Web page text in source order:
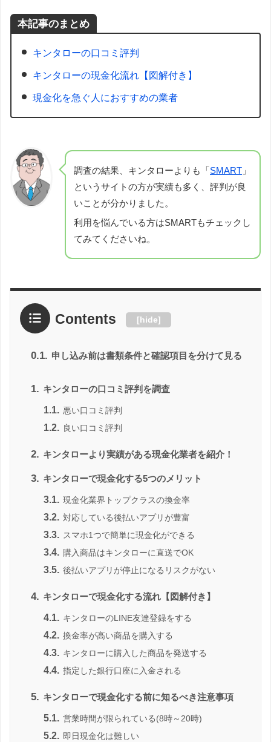
本記事のまとめ
キンタローの口コミ評判
キンタローの現金化流れ【図解付き】
現金化を急ぐ人におすすめの業者
調査の結果、キンタローよりも「SMART 」
というサイトの方が実績も多く、評判が良
いことが分かりました。
利用を悩んでいる方はSMARTもチェックし
てみてくださいね。
Contents [hide]
0.1. 申し込み前は書類条件と確認項目を分けて見る
1. キンタローの口コミ評判を調査
1.1. 悪い口コミ評判
1.2. 良い口コミ評判
2. キンタローより実績がある現金化業者を紹介！
3. キンタローで現金化する5つのメリット
3.1. 現金化業界トップクラスの換金率
3.2. 対応している後払いアプリが豊富
3.3. スマホ1つで簡単に現金化ができる
3.4. 購入商品はキンタローに直送でOK
3.5. 後払いアプリが停止になるリスクがない
4. キンタローで現金化する流れ【図解付き】
4.1. キンタローのLINE友達登録をする
4.2. 換金率が高い商品を購入する
4.3. キンタローに購入した商品を発送する
4.4. 指定した銀行口座に入金される
5. キンタローで現金化する前に知るべき注意事項
5.1. 営業時間が限られている(8時～20時)
5.2. 即日現金化は難しい